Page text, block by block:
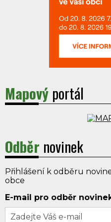
Mapový portál
Odběr novinek
Přihlášení k odběru
obce
E-mail pro odběr